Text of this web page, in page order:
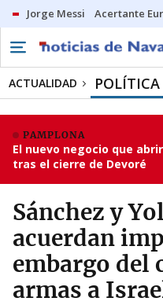
Jorge Messi Acertante
ACTUALIDAD POLÍTICA
PAMPLONA
El nuevo negocio que
tras el cierre de Devoré
Sánchez y
acuerdan
embargo del
armas a